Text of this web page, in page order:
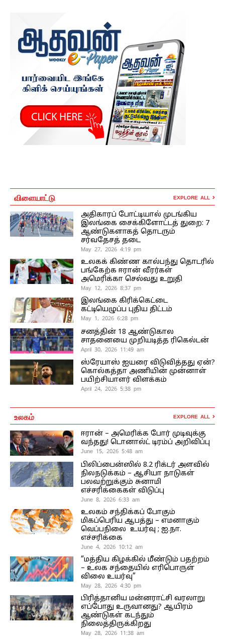
விளையாட்டு EXPLORE ALL
அதிகாரப் போட்டியால் முடங்கிய
இலங்கை சைக்கிளோட்டத் துறை: 7
ஆண்டுகளாகத் தொடரும்
சர்வதேசத் தடை
May 27, 2026 4:19 pm
உலகக் கிண்ண கால்பந்து தொடரில்
பங்கேற்க ஈரான் வீரர்கள்
அமெரிக்கா செல்வது உறுதி
May 12, 2026 8:37 pm
இலங்கை கிரிக்கெட்டை
கட்டியெழுப்ப புதிய திட்டம்
May 1, 2026 6:28 pm
சனத்தின் 18 ஆண்டுகால
சாதனையை முறியடித்த ரிகெல்டன்
April 30, 2026 11:49 am
ஸ்ரேயாஸ் ஐயரை விடுவித்தது ஏன்?
கொல்கத்தா அணியின் முன்னாள்
பயிற்சியாளர் விளக்கம்
April 24, 2026 5:38 pm
உலகம் EXPLORE ALL
ஈரான் – அமெரிக்க போர் முடிவுக்கு
வந்தது! டொனால்ட் டிரம்ப் அறிவிப்பு
June 15, 2026 5:48 am
பிலிப்பைன்ஸில் 8.2 ரிக்டர் அளவில்
நிலநடுக்கம் – ஆசியா நாடுகள்
பலவற்றுக்கும் சுனாமி
எச்சரிக்கைகள் விடுப்பு
June 8, 2026 6:33 am
உலகம் சந்திக்கப் போகும்
மிகப்பெரிய ஆபத்து – எமனாகும்
வெப்பநிலை உயர்வு ; ஐ.நா.
எச்சரிக்கை
June 4, 2026 10:12 am
“மத்திய கிழக்கில் மீண்டும் பதற்றம்
– உலக சந்தையில் எரிபொருள்
விலை உயர்வு”
May 28, 2026 4:30 pm
பிரித்தானிய மன்னராட்சி வரலாறு
எப்போது உருவானது? ஆயிரம்
ஆண்டுகள் கடந்தும்
நிலைத்திருக்கிறது
May 28, 2026 11:38 am